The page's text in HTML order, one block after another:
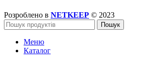
Розроблено в NETKEEP © 2023
Пошук
Меню
Каталог